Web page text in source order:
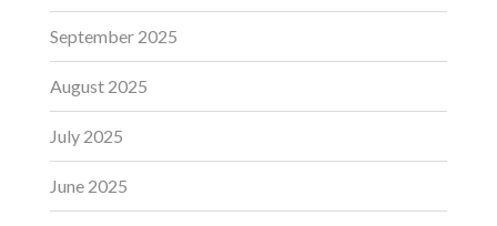
September 2025
August 2025
July 2025
June 2025